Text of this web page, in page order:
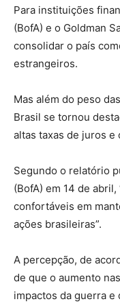
Para instituições
(BofA) e o Goldman
consolidar o país
estrangeiros.
Mas além do peso
Brasil se tornou
altas taxas de juros
Segundo o relatório
(BofA) em 14 de
confortáveis em
ações brasileiras”.
A percepção, de
de que o aumento
impactos da guerra